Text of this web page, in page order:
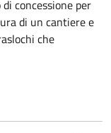
concessione per
di un cantiere e
che